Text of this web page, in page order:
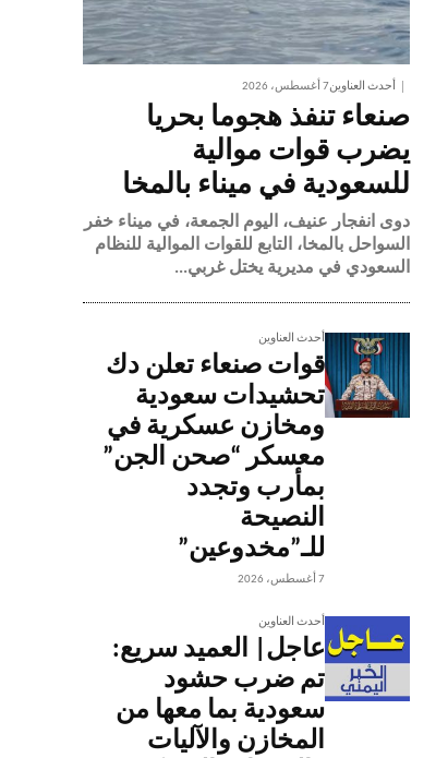
أحدث العناوين7 أغسطس، 2026
صنعاء تنفذ هجوما بحريا
يضرب قوات موالية
للسعودية في ميناء بالمخا
دوى انفجار عنيف، اليوم الجمعة، في ميناء خفر
السواحل بالمخا، التابع للقوات الموالية للنظام
السعودي في مديرية يختل غربي...
أحدث العناوين
قوات صنعاء تعلن دك
تحشيدات سعودية
ومخازن عسكرية في
معسكر “صحن الجن”
بمأرب وتجدد
النصيحة
للـ”مخدوعين”
7 أغسطس، 2026
أحدث العناوين
عاجل| العميد سريع:
تم ضرب حشود
سعودية بما معها من
المخازن والآليات